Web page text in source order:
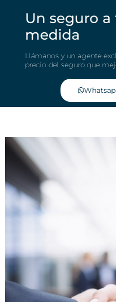
Un seguro a
medida
Llámanos y un agente
precio del seguro que